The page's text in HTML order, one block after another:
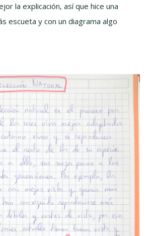
la explicación, así que hice una
escueta y con un diagrama algo